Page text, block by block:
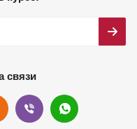
связи